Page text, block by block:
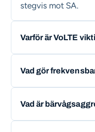
stegvis mot SA.
Varför är VoLTE
Vad gör
Vad är